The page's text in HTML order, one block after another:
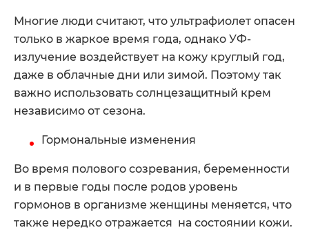
Многие люди считают, что ультрафиолет опасен
только в жаркое время года, однако УФ-
излучение воздействует на кожу круглый год,
даже в облачные дни или зимой. Поэтому так
важно использовать солнцезащитный крем
независимо от сезона.
Гормональные изменения
Во время полового созревания, беременности
и в первые годы после родов уровень
гормонов в организме женщины меняется, что
также нередко отражается на состоянии кожи.